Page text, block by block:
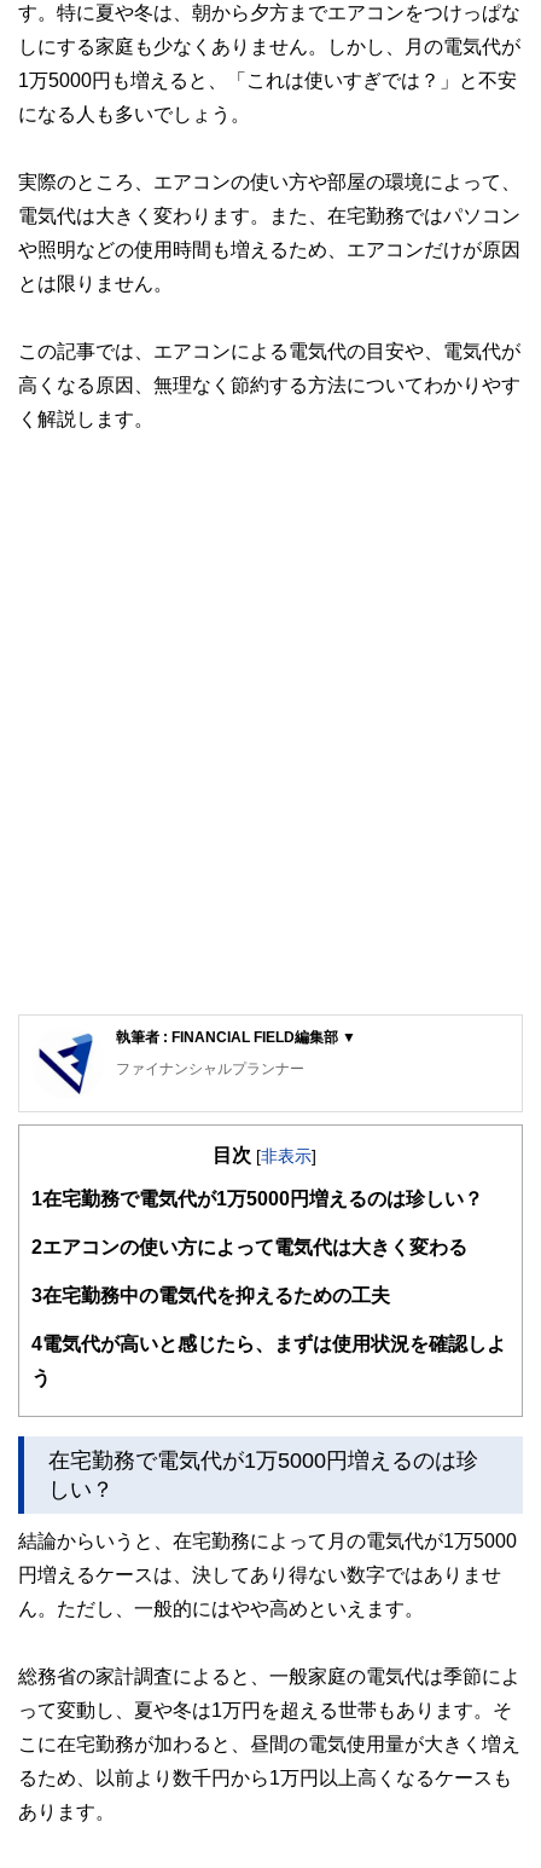
す。特に夏や冬は、朝から夕方までエアコンをつけっぱな
しにする家庭も少なくありません。しかし、月の電気代が
1万5000円も増えると、「これは使いすぎでは？」と不安
になる人も多いでしょう。
実際のところ、エアコンの使い方や部屋の環境によって、
電気代は大きく変わります。また、在宅勤務ではパソコン
や照明などの使用時間も増えるため、エアコンだけが原因
とは限りません。
この記事では、エアコンによる電気代の目安や、電気代が
高くなる原因、無理なく節約する方法についてわかりやす
く解説します。
執筆者 : FINANCIAL FIELD編集部 ▼
ファイナンシャルプランナー
FinancialField編集部は、金融、経済に関する記事を、日々
知識がない方でも理解できるようわかりやすく発信していま
得者を中心に「お金や暮らし」に関する書籍・雑誌の編集経
験者で構成され、企画立案から記事掲載まですべての工程に
護士、税理士、宅地建物取引士、相続診断士、住宅ローンア
をわかりやすく発信している点です。
執筆者・監修者による執筆体制を築くことで、内容のわかり
やすさはもちろんのこと、読み応えのあるコンテンツと確か
私たちは、快適でより良い生活のアイデアを提供するお金の
コンシェルジュを目指します。
目次 [非表示]
1 在宅勤務で電気代が1万5000円増えるのは珍しい？
2エアコンの使い方によって電気代は大きく変わる
3在宅勤務中の電気代を抑えるための工夫
4電気代が高いと感じたら、まずは使用状況を確認しよ
う
在宅勤務で電気代が1万5000円増えるのは珍
しい？
結論からいうと、在宅勤務によって月の電気代が1万5000
円増えるケースは、決してあり得ない数字ではありませ
ん。ただし、一般的にはやや高めといえます。
総務省の家計調査によると、一般家庭の電気代は季節によ
って変動し、夏や冬は1万円を超える世帯もあります。そ
こに在宅勤務が加わると、昼間の電気使用量が大きく増え
るため、以前より数千円から1万円以上高くなるケースも
あります。